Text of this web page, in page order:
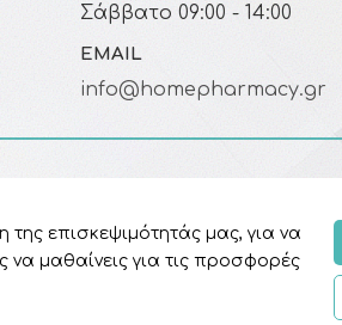
Σάββατο 09:00 - 14:00
EMAIL
info@homepharmacy.gr
επισκεψιμότητάς μας, για να
μαθαίνεις για τις προσφορές